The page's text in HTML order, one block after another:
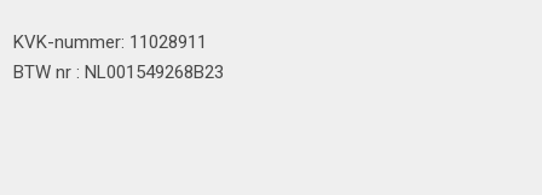
KVK-nummer: 11028911
BTW nr : NL001549268B23